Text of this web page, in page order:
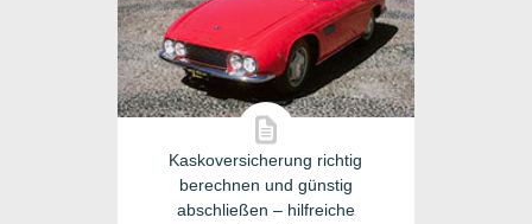
Kaskoversicherung richtig
berechnen und günstig
abschließen – hilfreiche